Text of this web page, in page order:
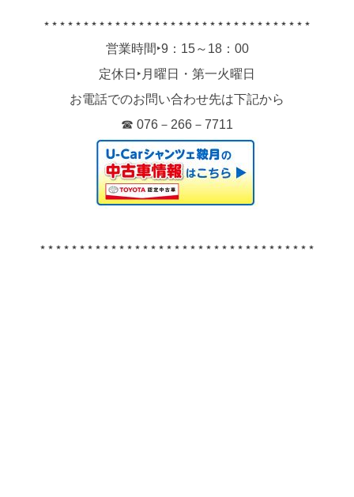
⋆⋆⋆⋆⋆⋆⋆⋆⋆⋆⋆⋆⋆⋆⋆⋆⋆⋆⋆⋆⋆⋆⋆⋆⋆⋆⋆⋆⋆⋆⋆⋆⋆⋆
営業時間‣9：15～18：00
定休日‣月曜日・第一火曜日
お電話でのお問い合わせ先は下記から
☎ 076－266－7711
⋆⋆⋆⋆⋆⋆⋆⋆⋆⋆⋆⋆⋆⋆⋆⋆⋆⋆⋆⋆⋆⋆⋆⋆⋆⋆⋆⋆⋆⋆⋆⋆⋆⋆⋆